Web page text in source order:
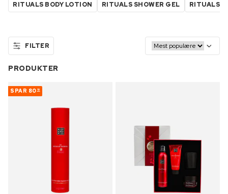
RITUALS BODY LOTION RITUALS SHOWER GEL RITUALS
FILTER
PRODUKTER
SPAR 80 10